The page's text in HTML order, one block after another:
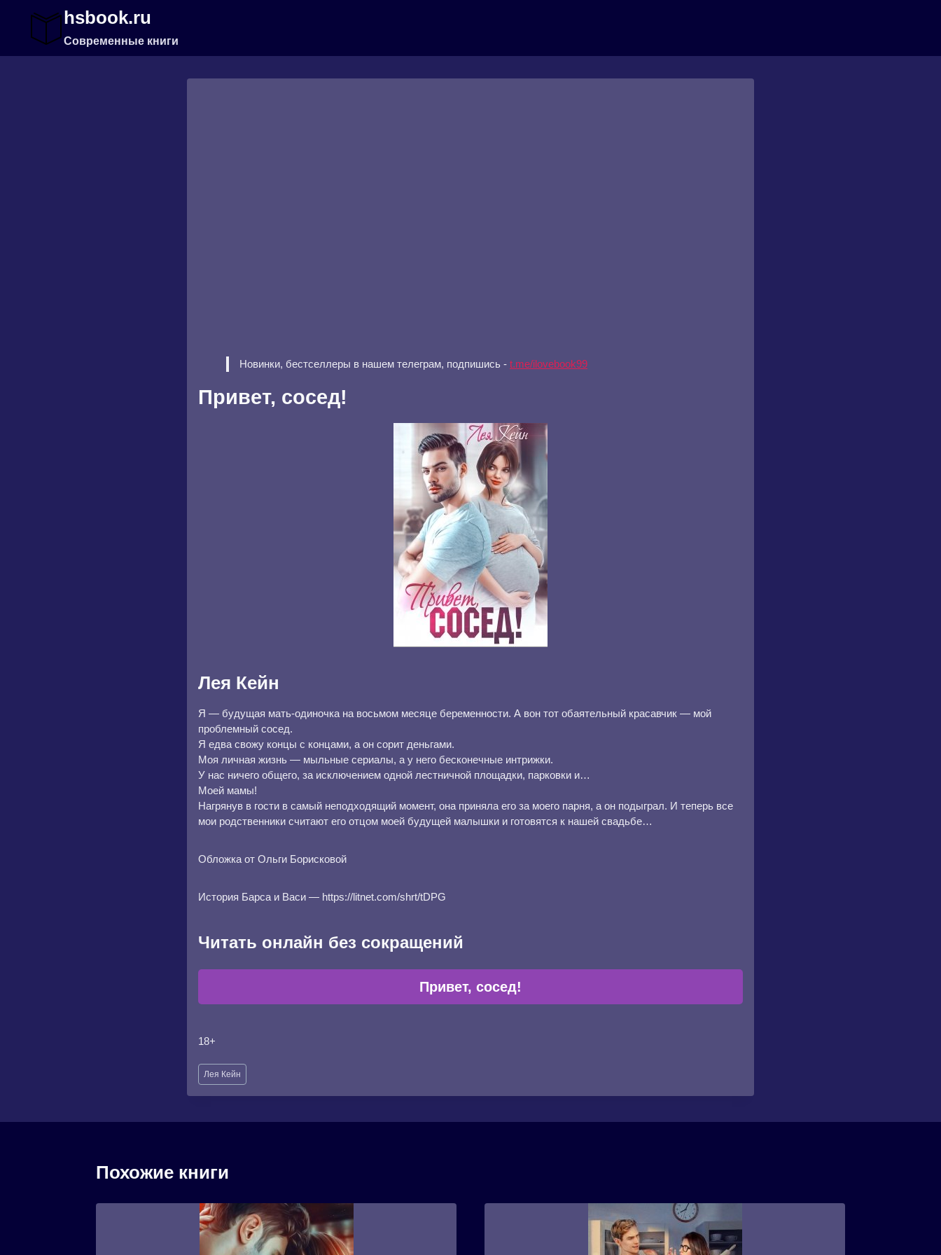
содержимому
hsbook.ru
Современные книги
Новинки, бестселлеры в нашем телеграм, подпишись - t.me/ilovebook99
Привет, сосед!
Лея Кейн
Я — будущая мать-одиночка на восьмом месяце беременности. А вон тот обаятельный красавчик — мой
проблемный сосед.
Я едва свожу концы с концами, а он сорит деньгами.
Моя личная жизнь — мыльные сериалы, а у него бесконечные интрижки.
У нас ничего общего, за исключением одной лестничной площадки, парковки и…
Моей мамы!
Нагрянув в гости в самый неподходящий момент, она приняла его за моего парня, а он подыграл. И теперь все
мои родственники считают его отцом моей будущей малышки и готовятся к нашей свадьбе…
Обложка от Ольги Борисковой
История Барса и Васи — https://litnet.com/shrt/tDPG
Читать онлайн без сокращений
Привет, сосед!
18+
Метки
записи:
Лея Кейн
Похожие книги